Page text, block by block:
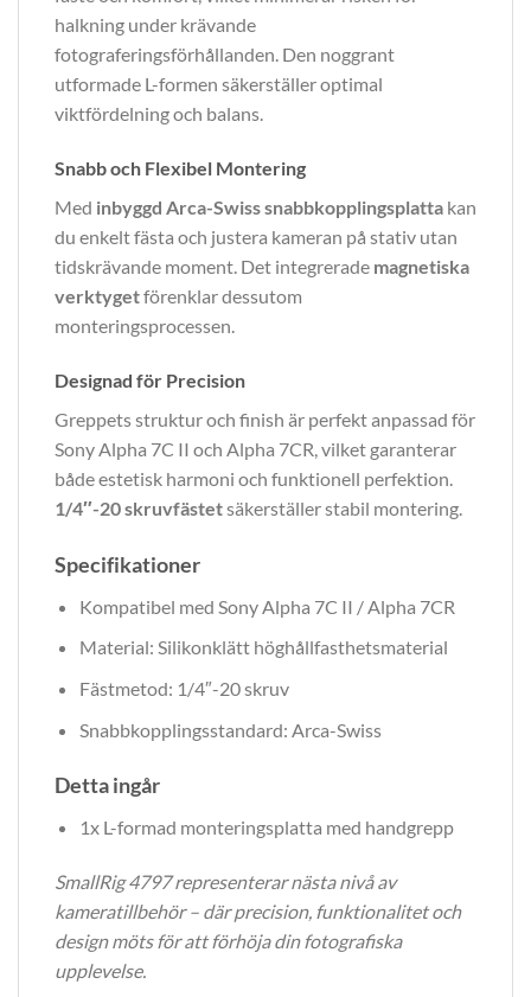
halkning under krävande
fotograferingsförhållanden. Den noggrant
utformade L-formen säkerställer optimal
viktfördelning och balans.
Snabb och Flexibel Montering
Med inbyggd Arca-Swiss snabbkopplingsplatta kan
du enkelt fästa och justera kameran på stativ utan
tidskrävande moment. Det integrerade magnetiska
verktygetförenklar dessutom
monteringsprocessen.
Designad för Precision
Greppets struktur och finish är perfekt anpassad för
Sony Alpha 7C II och Alpha 7CR, vilket garanterar
både estetisk harmoni och funktionell perfektion.
1/4″-20 skruvfästetsäkerställer stabil montering.
Specifikationer
Kompatibel med Sony Alpha 7C II / Alpha 7CR
Material: Silikonklätt höghållfasthetsmaterial
Fästmetod: 1/4″-20 skruv
Snabbkopplingsstandard: Arca-Swiss
Detta ingår
1x L-formad monteringsplatta med handgrepp
SmallRig 4797 representerar nästa nivå av
kameratillbehör – där precision, funktionalitet och
design möts för att förhöja din fotografiska
upplevelse.